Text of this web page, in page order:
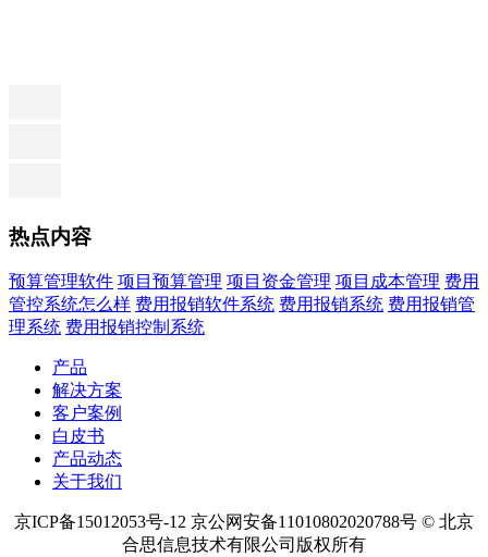
热点内容
预算管理软件 项目预算管理 项目资金管理 项目成本管理 费用
管控系统怎么样 费用报销软件系统 费用报销系统 费用报销管
理系统 费用报销控制系统
产品
解决方案
客户案例
白皮书
产品动态
关于我们
京ICP备15012053号-12 京公网安备11010802020788号 © 北京
合思信息技术有限公司版权所有